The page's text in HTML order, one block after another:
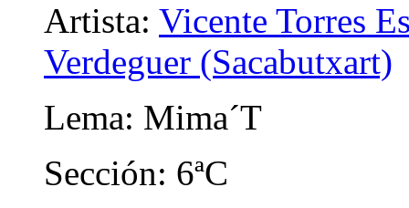
Artista: Vicente Torres
Verdeguer (Sacabutxart)
Lema: Mima´T
Sección: 6ªC